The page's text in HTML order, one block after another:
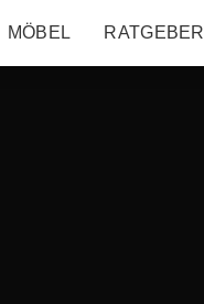
MÖBEL RATGEBER